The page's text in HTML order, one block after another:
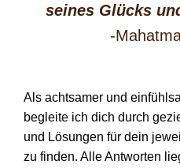
seines Glücks
-
Als achtsamer und
begleite ich dich durch
und Lösungen für dein
zu finden. Alle Antworten